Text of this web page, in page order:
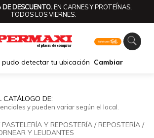
DESCUENTO.EN CARNES Y PROTEÍNAS,
TODOS LOS VIERNES.
pudo detectar tu ubicación Cambiar
CATÁLOGO DE:
y pueden variar según el local.
PASTELERÍA Y REPOSTERÍA / REPOSTERÍA /
Y LEUDANTES